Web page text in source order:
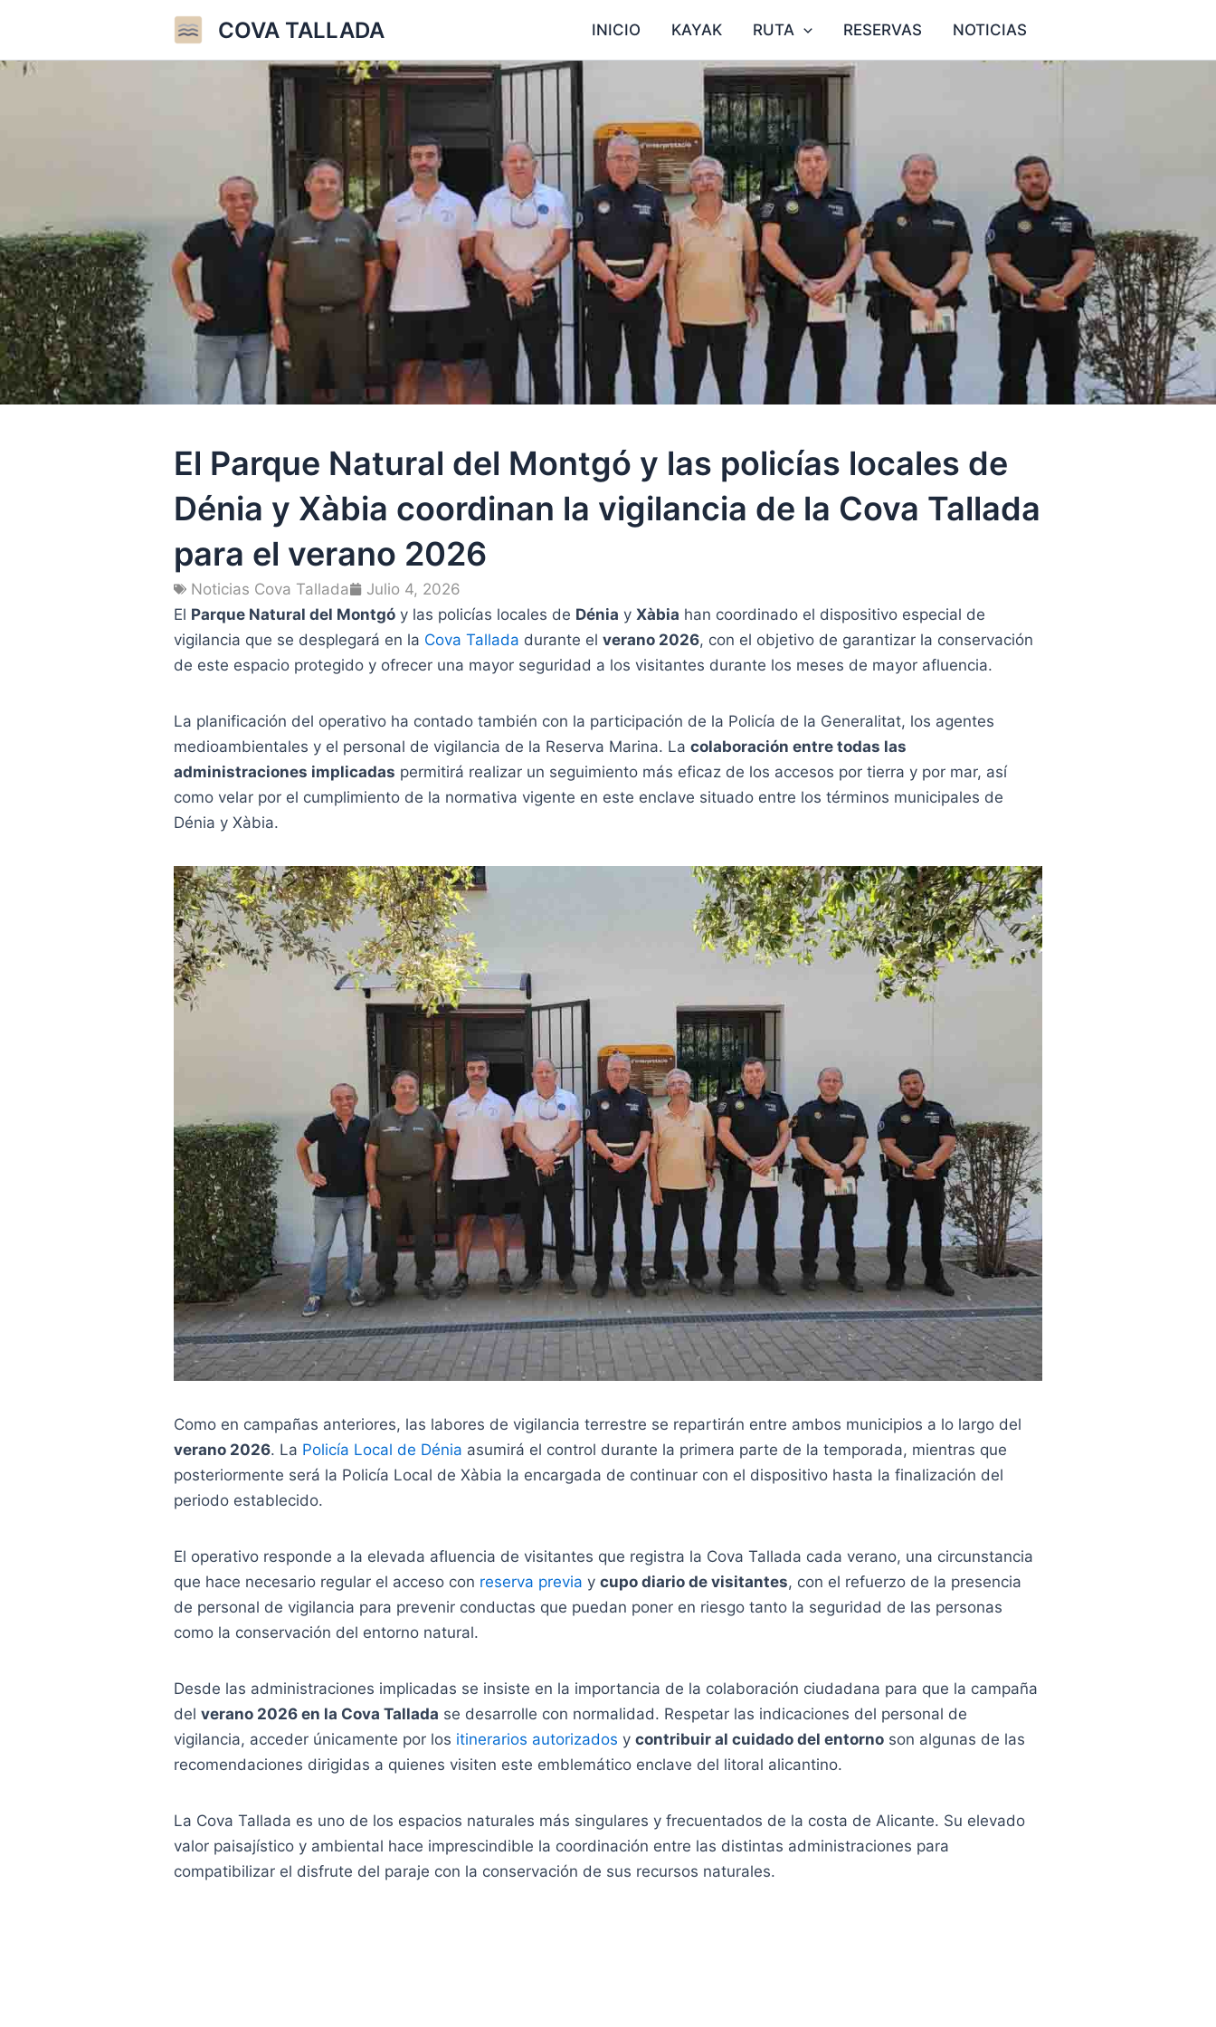
contenido
COVA TALLADA INICIO KAYAK RUTA RESERVAS NOTICIAS
El Parque Natural del Montgó y las policías locales de
Dénia y Xàbia coordinan la vigilancia de la Cova Tallada
para el verano 2026
Noticias Cova Tallada
Julio 4, 2026
El Parque Natural del Montgó y las policías locales de Dénia y Xàbia han coordinado el dispositivo especial de
vigilancia que se desplegará en la Cova Tallada durante el verano 2026, con el objetivo de garantizar la conservación
de este espacio protegido y ofrecer una mayor seguridad a los visitantes durante los meses de mayor afluencia.
La planificación del operativo ha contado también con la participación de la Policía de la Generalitat, los agentes
medioambientales y el personal de vigilancia de la Reserva Marina. La colaboración entre todas las
administraciones implicadas permitirá realizar un seguimiento más eficaz de los accesos por tierra y por mar, así
como velar por el cumplimiento de la normativa vigente en este enclave situado entre los términos municipales de
Dénia y Xàbia.
Como en campañas anteriores, las labores de vigilancia terrestre se repartirán entre ambos municipios a lo largo del
verano 2026. La Policía Local de Dénia asumirá el control durante la primera parte de la temporada, mientras que
posteriormente será la Policía Local de Xàbia la encargada de continuar con el dispositivo hasta la finalización del
periodo establecido.
El operativo responde a la elevada afluencia de visitantes que registra la Cova Tallada cada verano, una circunstancia
que hace necesario regular el acceso con reserva previa y cupo diario de visitantes, con el refuerzo de la presencia
de personal de vigilancia para prevenir conductas que puedan poner en riesgo tanto la seguridad de las personas
como la conservación del entorno natural.
Desde las administraciones implicadas se insiste en la importancia de la colaboración ciudadana para que la campaña
del verano 2026 en la Cova Tallada se desarrolle con normalidad. Respetar las indicaciones del personal de
vigilancia, acceder únicamente por los itinerarios autorizados y contribuir al cuidado del entorno son algunas de las
recomendaciones dirigidas a quienes visiten este emblemático enclave del litoral alicantino.
La Cova Tallada es uno de los espacios naturales más singulares y frecuentados de la costa de Alicante. Su elevado
valor paisajístico y ambiental hace imprescindible la coordinación entre las distintas administraciones para
compatibilizar el disfrute del paraje con la conservación de sus recursos naturales.